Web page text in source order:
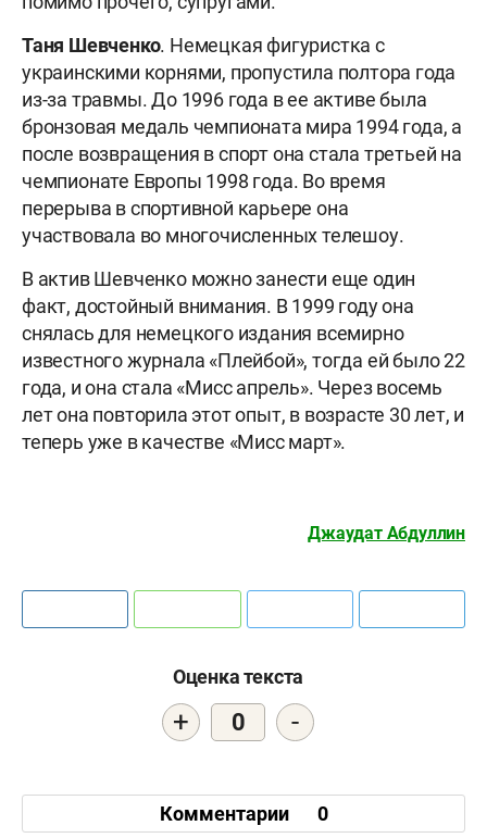
Таня Шевченко. Немецкая фигуристка с
украинскими корнями, пропустила полтора года
из-за травмы. До 1996 года в ее активе была
бронзовая медаль чемпионата мира 1994 года, а
после возвращения в спорт она стала третьей на
чемпионате Европы 1998 года. Во время
перерыва в спортивной карьере она
участвовала во многочисленных телешоу.
В актив Шевченко можно занести еще один
факт, достойный внимания. В 1999 году она
снялась для немецкого издания всемирно
известного журнала «Плейбой», тогда ей было 22
года, и она стала «Мисс апрель». Через восемь
лет она повторила этот опыт, в возрасте 30 лет, и
теперь уже в качестве «Мисс март».
Джаудат Абдуллин
Оценка текста
+ 0 -
Комментарии 0